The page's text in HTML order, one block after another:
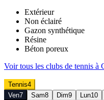
Extérieur
Non éclairé
Gazon synthétique
Résine
Béton poreux
Voir tous les clubs de tennis à
Tennis4
Ven7 Sam8 Dim9 Lun10